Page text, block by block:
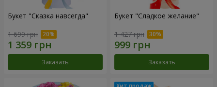
Букет "Сказка навсегда"
1 699 грн
Заказать
Букет "Сладкое желание"
1 427 грн
Заказать